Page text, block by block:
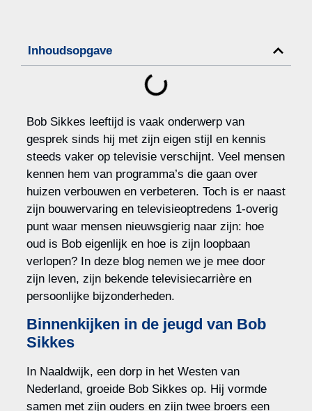
Inhoudsopgave
Bob Sikkes leeftijd is vaak onderwerp van
gesprek sinds hij met zijn eigen stijl en kennis
steeds vaker op televisie verschijnt. Veel mensen
kennen hem van programma’s die gaan over
huizen verbouwen en verbeteren. Toch is er naast
zijn bouwervaring en televisieoptredens 1-overig
punt waar mensen nieuwsgierig naar zijn: hoe
oud is Bob eigenlijk en hoe is zijn loopbaan
verlopen? In deze blog nemen we je mee door
zijn leven, zijn bekende televisiecarrière en
persoonlijke bijzonderheden.
Binnenkijken in de jeugd van Bob
Sikkes
In Naaldwijk, een dorp in het Westen van
Nederland, groeide Bob Sikkes op. Hij vormde
samen met zijn ouders en zijn twee broers een